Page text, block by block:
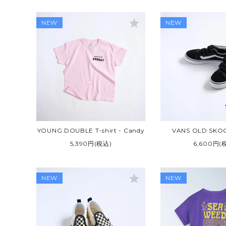
NEW
YOUNG DOUBLE T-shirt - Candy
5,390円(税込)
star NEW
VANS OLD
6,600円(
NEW star NEW